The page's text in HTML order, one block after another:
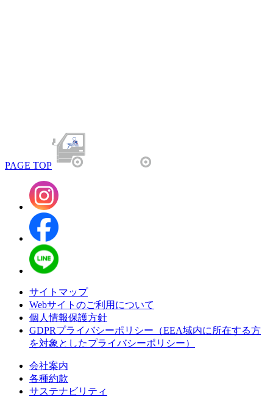
PAGE TOP
サイトマップ
Webサイトのご利用について
個人情報保護方針
GDPRプライバシーポリシー（EEA域内に所在する方
を対象としたプライバシーポリシー）
会社案内
各種約款
サステナビリティ